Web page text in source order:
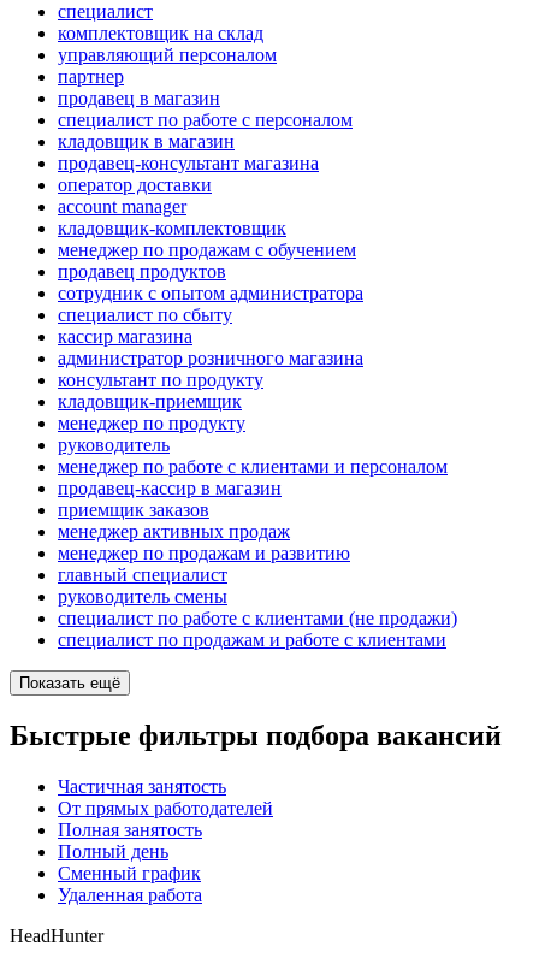
специалист
комплектовщик на склад
управляющий персоналом
партнер
продавец в магазин
специалист по работе с персоналом
кладовщик в магазин
продавец-консультант магазина
оператор доставки
account manager
кладовщик-комплектовщик
менеджер по продажам с обучением
продавец продуктов
сотрудник с опытом администратора
специалист по сбыту
кассир магазина
администратор розничного магазина
консультант по продукту
кладовщик-приемщик
менеджер по продукту
руководитель
менеджер по работе с клиентами и персоналом
продавец-кассир в магазин
приемщик заказов
менеджер активных продаж
менеджер по продажам и развитию
главный специалист
руководитель смены
специалист по работе с клиентами (не продажи)
специалист по продажам и работе с клиентами
Показать ещё
Быстрые фильтры подбора вакансий
Частичная занятость
От прямых работодателей
Полная занятость
Полный день
Сменный график
Удаленная работа
HeadHunter